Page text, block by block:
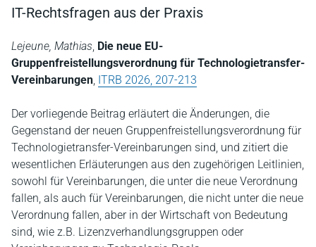
IT-Rechtsfragen aus der Praxis
Lejeune, Mathias, Die neue EU-
Gruppenfreistellungsverordnung für Technologietransfer-
Vereinbarungen, ITRB 2026, 207-213
Der vorliegende Beitrag erläutert die Änderungen, die
Gegenstand der neuen Gruppenfreistellungsverordnung für
Technologietransfer-Vereinbarungen sind, und zitiert die
wesentlichen Erläuterungen aus den zugehörigen Leitlinien,
sowohl für Vereinbarungen, die unter die neue Verordnung
fallen, als auch für Vereinbarungen, die nicht unter die neue
Verordnung fallen, aber in der Wirtschaft von Bedeutung
sind, wie z.B. Lizenzverhandlungsgruppen oder